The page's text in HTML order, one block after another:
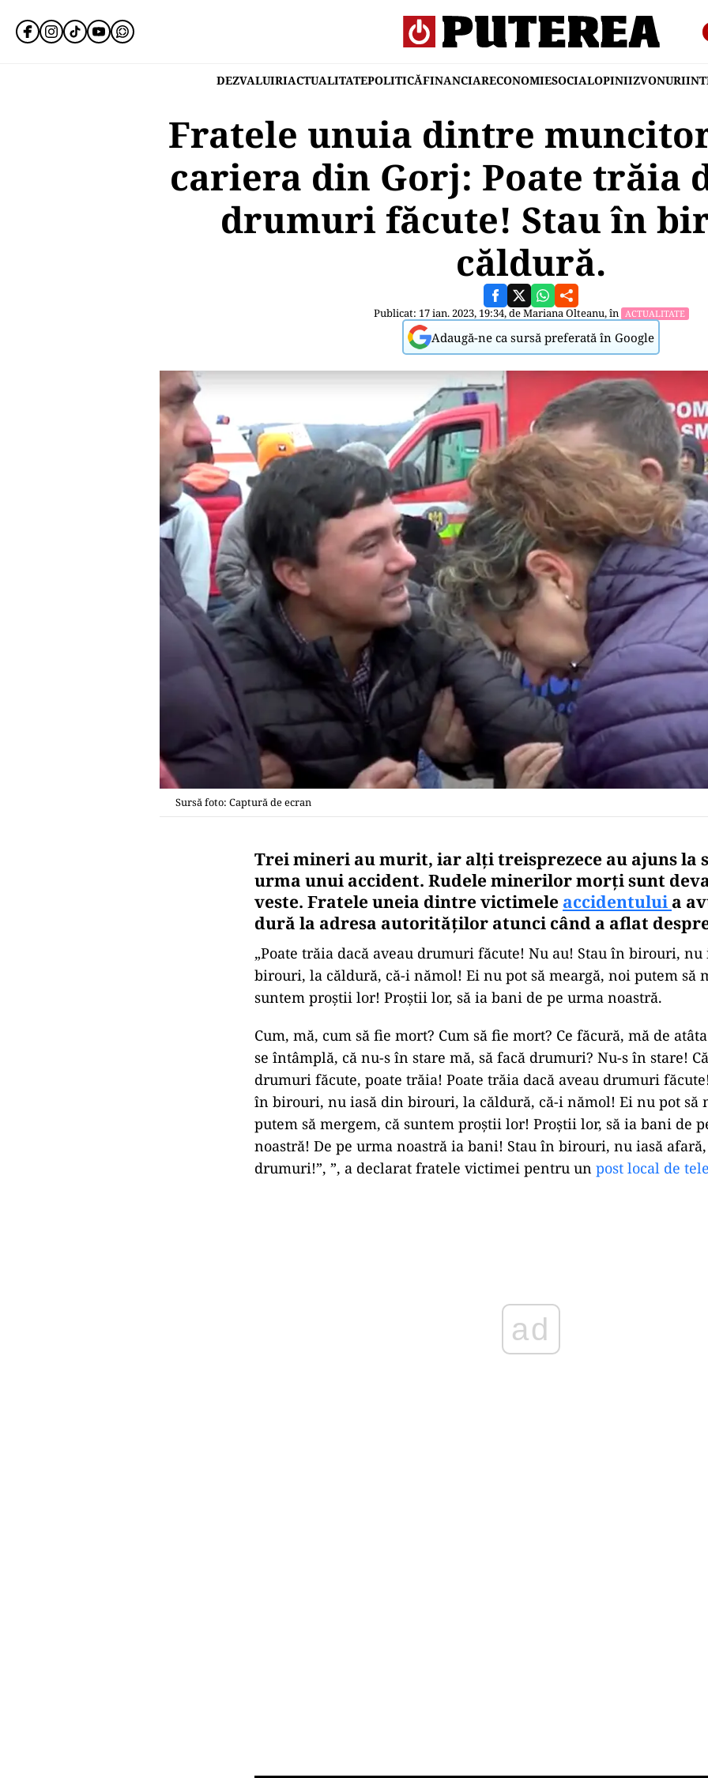
DEZVALUIRIACTUALITATEPOLITICĂFINANCIARECONOMIESOCIALOPINIIZVONURI
Fratele unuia dintre
cariera din Gorj: Poate trăia
drumuri făcute! Stau în
căldură.
Publicat: 17 ian. 2023, 19:34, deMariana Olteanu, în ACTUALITATE
Adaugă-ne ca sursă preferată în Google
Sursă foto: Captură de ecran
Trei mineri au murit, iar alţi treisprezece au ajuns la
urma unui accident. Rudele minerilor morți sunt
veste. Fratele uneia dintre victimele accidentului a
dură la adresa autorităţilor atunci când a aflat
„Poate trăia dacă aveau drumuri făcute! Nu au! Stau în birouri, nu
birouri, la căldură, că-i nămol! Ei nu pot să meargă, noi putem să
suntem proştii lor! Proştii lor, să ia bani de pe urma noastră.
Cum, mă, cum să fie mort? Cum să fie mort? Ce făcură, mă de
se întâmplă, că nu-s în stare mă, să facă drumuri? Nu-s în stare!
drumuri făcute, poate trăia! Poate trăia dacă aveau drumuri
în birouri, nu iasă din birouri, la căldură, că-i nămol! Ei nu pot să
putem să mergem, că suntem proştii lor! Proştii lor, să ia bani de
noastră! De pe urma noastră ia bani! Stau în birouri, nu iasă
drumuri!”, ”, a declarat fratele victimei pentru un post local de